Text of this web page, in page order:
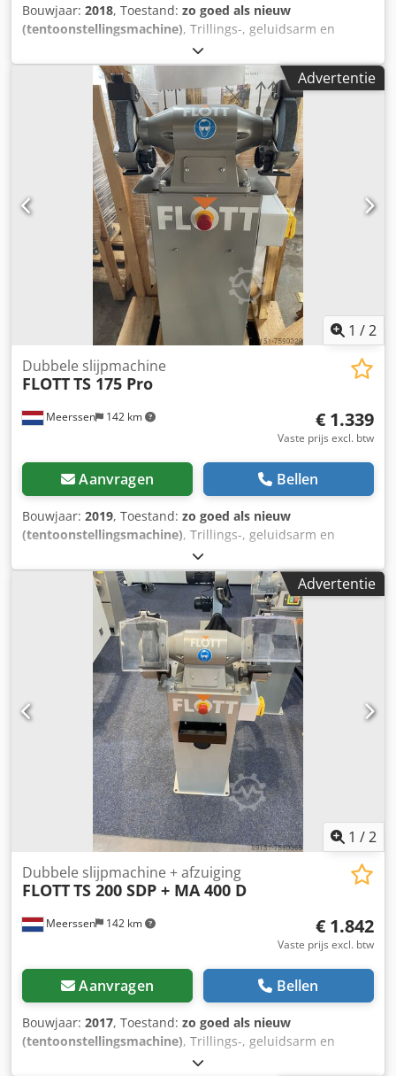
Bouwjaar: 2018, Toestand: zo goed als nieuw
(tentoonstellingsmachine), Trillings-, geluidsarm en
onderhoudsvrije motor Rondom gesloten beschermkappen
Crsdpfoiiyuqex Agusf Stabiele verstelbare werkstukaanslag
Hoog veiligheidsgemak door verstelbare
gelaatbeschermkap (L+R) Geschikt voor slijpen en
ontbramen van allerlei soorten gereedschappen, metalen
profielen, etc. Motorbeveiligingsschakelaar en
nulspanningsbeveiliging Aansluitkabel met Schucko-
stekker (SW modellen) Aansluitkabel met CEE-stekker 16A
(SD P modellen) Met 2 slijpstenen (1x grof, 1x fijn)
Machineonderstel met nood-uit knop, rem en afzuiging
Ook andere modellen uit voorraad beschikbaar! Informeer
naar de actuele voorraad.
Advertentie
1 /2
Meerssen 142 km
Dubbele slijpmachine
FLOTTTS 175 Pro
€ 1.339
Vaste prijs excl. btw
Aanvragen Bellen
Bouwjaar: 2019, Toestand: zo goed als nieuw
(tentoonstellingsmachine), Trillings-, geluidsarm en
onderhoudsvrije motor Rondom gesloten beschermkappen
Stabiele verstelbare werkstukaanslag Hoog
veiligheidsgemak door verstelbare gelaatbeschermkap
(L+R) Geschikt voor slijpen en ontbramen van allerlei
soorten gereedschappen, metalen profielen, etc.
Motorbeveiligingsschakelaar en nulspanningsbeveiliging
Aansluitkabel met Schucko-stekker (SW modellen)
Aansluitkabel met CEE-stekker 16A (SD P modellen) Met 2
slijpstenen (1x grof, 1x fijn) Ook andere modellen uit
voorraad beschikbaar! Informeer naar de actuele voorraad.
Cedoiiyq Hjpfx Aguorf
Advertentie
1 /2
Meerssen 142 km
Dubbele slijpmachine + afzuiging
FLOTTTS 200 SDP + MA 400 D
€ 1.842
Vaste prijs excl. btw
Aanvragen Bellen
Bouwjaar: 2017, Toestand: zo goed als nieuw
(tentoonstellingsmachine), Trillings-, geluidsarm en
onderhoudsvrije motor Rondom gesloten beschermkappen